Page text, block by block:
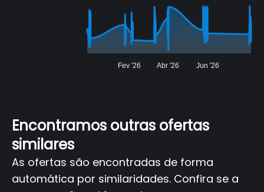
Fev '26 Abr '26 Jun '26
Encontramos outras ofertas
similares
As ofertas são encontradas de forma
automática por similaridades. Confira se a